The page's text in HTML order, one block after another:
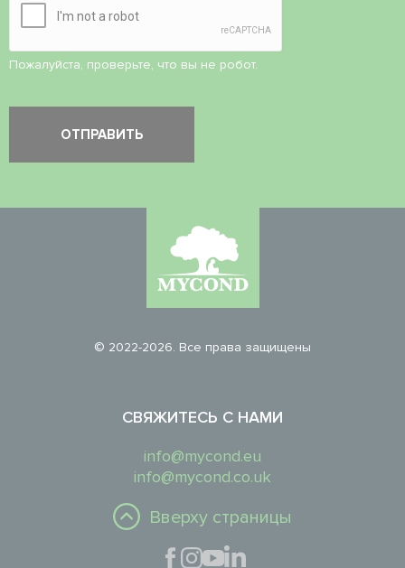
Пожалуйста, проверьте, что вы не робот.
© 2022-2026. Все права защищены
СВЯЖИТЕСЬ С НАМИ
info@mycond.eu
info@mycond.co.uk
Вверху страницы